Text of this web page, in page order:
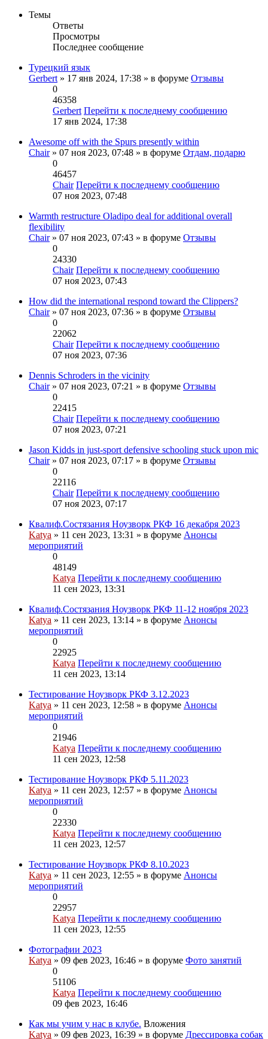
Темы
Ответы
Просмотры
Последнее сообщение
Турецкий язык
Gerbert » 17 янв 2024, 17:38 » в форуме Отзывы
0
46358
Gerbert Перейти к последнему сообщению
17 янв 2024, 17:38
Awesome off with the Spurs presently within
Chair» 07 ноя 2023, 07:48 » в форуме Отдам, подарю
0
46457
Chair Перейти к последнему сообщению
07 ноя 2023, 07:48
Warmth restructure Oladipo deal for additional overall
flexibility
Chair» 07 ноя 2023, 07:43 » в форуме Отзывы
0
24330
Chair Перейти к последнему сообщению
07 ноя 2023, 07:43
How did the international respond toward the Clippers?
Chair» 07 ноя 2023, 07:36 » в форуме Отзывы
0
22062
Chair Перейти к последнему сообщению
07 ноя 2023, 07:36
Dennis Schroders in the vicinity
Chair» 07 ноя 2023, 07:21 » в форуме Отзывы
0
22415
Chair Перейти к последнему сообщению
07 ноя 2023, 07:21
Jason Kidds in just-sport defensive schooling stuck upon mic
Chair» 07 ноя 2023, 07:17 » в форуме Отзывы
0
22116
Chair Перейти к последнему сообщению
07 ноя 2023, 07:17
Квалиф.Состязания Ноузворк РКФ 16 декабря 2023
Katya » 11 сен 2023, 13:31 » в форуме Анонсы
мероприятий
0
48149
Katya Перейти к последнему сообщению
11 сен 2023, 13:31
Квалиф.Состязания Ноузворк РКФ 11-12 ноября 2023
Katya » 11 сен 2023, 13:14 » в форуме Анонсы
мероприятий
0
22925
Katya Перейти к последнему сообщению
11 сен 2023, 13:14
Тестирование Ноузворк РКФ 3.12.2023
Katya » 11 сен 2023, 12:58 » в форуме Анонсы
мероприятий
0
21946
Katya Перейти к последнему сообщению
11 сен 2023, 12:58
Тестирование Ноузворк РКФ 5.11.2023
Katya » 11 сен 2023, 12:57 » в форуме Анонсы
мероприятий
0
22330
Katya Перейти к последнему сообщению
11 сен 2023, 12:57
Тестирование Ноузворк РКФ 8.10.2023
Katya » 11 сен 2023, 12:55 » в форуме Анонсы
мероприятий
0
22957
Katya Перейти к последнему сообщению
11 сен 2023, 12:55
Фотографии 2023
Katya » 09 фев 2023, 16:46 » в форуме Фото занятий
0
51106
Katya Перейти к последнему сообщению
09 фев 2023, 16:46
Как мы учим у нас в клубе. Вложения
Katya » 09 фев 2023, 16:39 » в форуме Дрессировка собак